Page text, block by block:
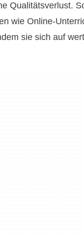
Qualitätsverlust.
wie Online-
sie sich auf